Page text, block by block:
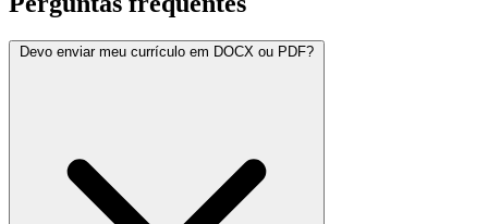
Devo enviar meu currículo em DOCX ou PDF?